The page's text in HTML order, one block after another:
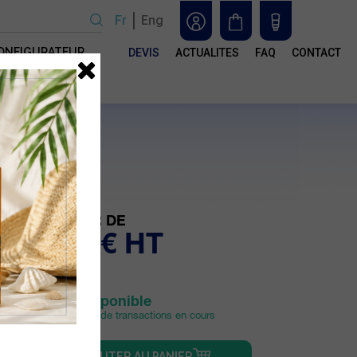
Fr Eng
DEVIS ACTUALITES FAQ CONTACT
À PARTIR DE
0.06 € HT
Stock disponible
Sous réserve de transactions en cours